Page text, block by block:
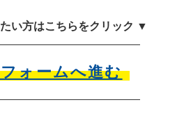
い方はこちらをクリック ▼
ォームへ進む